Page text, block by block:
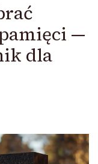
—
dla